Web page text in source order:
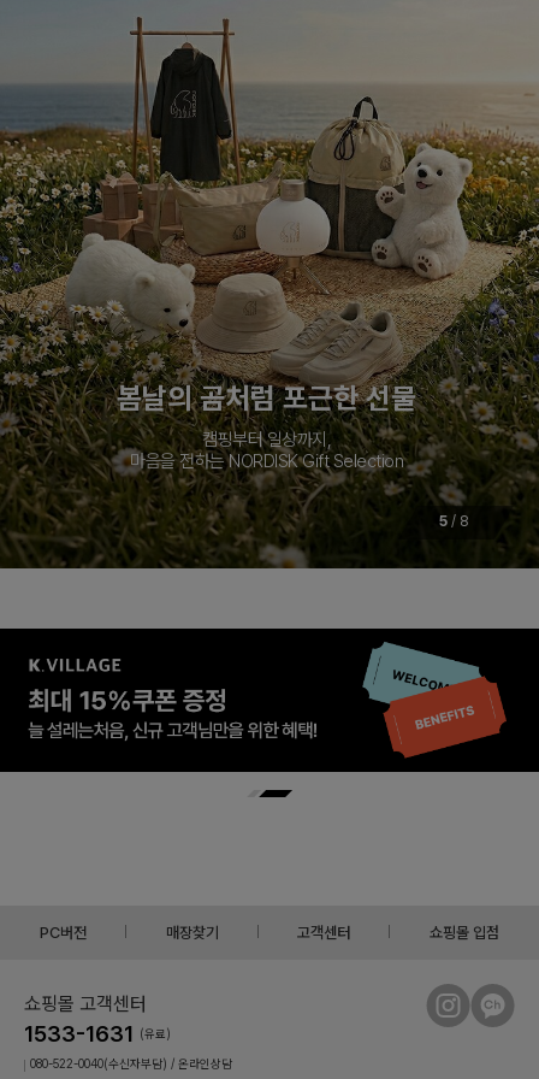
봄날의 곰처럼 포근한 선물
캠핑부터 일상까지,
마음을 전하는 NORDISK Gift Selection
5 / 8
PC버전 매장찾기 고객센터 쇼핑몰 입점
쇼핑몰 고객센터
1533-1631 (유료)
080-522-0040(수신자부담) / 온라인상담